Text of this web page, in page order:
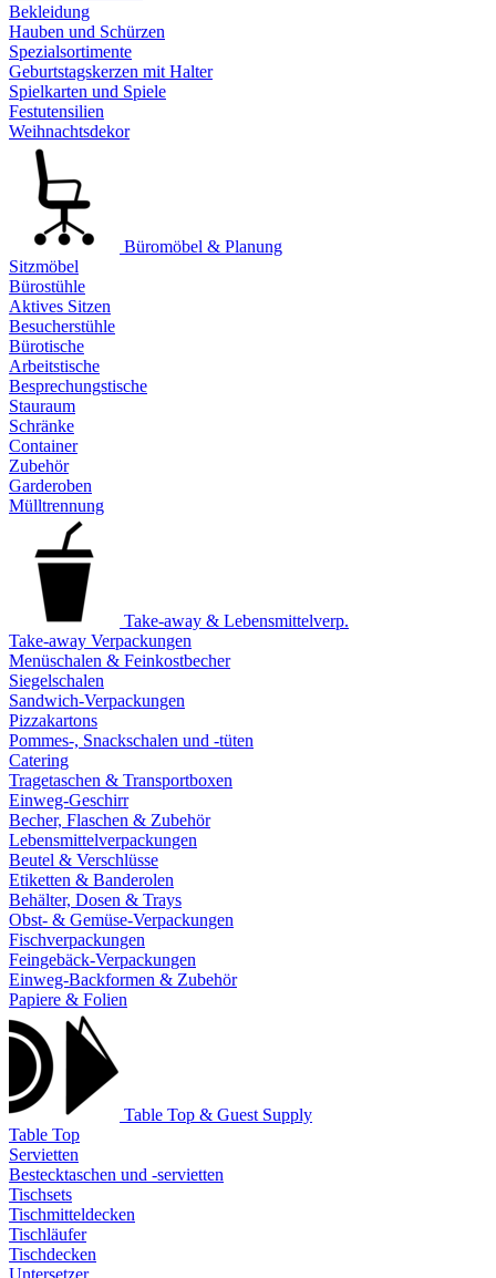
Bekleidung
Hauben und Schürzen
Spezialsortimente
Geburtstagskerzen mit Halter
Spielkarten und Spiele
Festutensilien
Weihnachtsdekor
Büromöbel & Planung
Sitzmöbel
Bürostühle
Aktives Sitzen
Besucherstühle
Bürotische
Arbeitstische
Besprechungstische
Stauraum
Schränke
Container
Zubehör
Garderoben
Mülltrennung
Take-away & Lebensmittelverp.
Take-away Verpackungen
Menüschalen & Feinkostbecher
Siegelschalen
Sandwich-Verpackungen
Pizzakartons
Pommes-, Snackschalen und -tüten
Catering
Tragetaschen & Transportboxen
Einweg-Geschirr
Becher, Flaschen & Zubehör
Lebensmittelverpackungen
Beutel & Verschlüsse
Etiketten & Banderolen
Behälter, Dosen & Trays
Obst- & Gemüse-Verpackungen
Fischverpackungen
Feingebäck-Verpackungen
Einweg-Backformen & Zubehör
Papiere & Folien
Table Top & Guest Supply
Table Top
Servietten
Bestecktaschen und -servietten
Tischsets
Tischmitteldecken
Tischläufer
Tischdecken